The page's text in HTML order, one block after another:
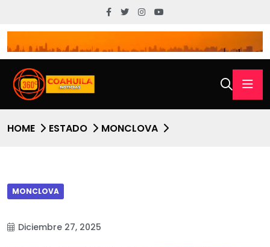
HOME ESTADO MONCLOVA
MONCLOVA
Diciembre 27, 2025